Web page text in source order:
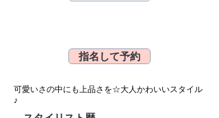
指名して予約
可愛いさの中にも上品さを☆大人かわいいスタイル
♪